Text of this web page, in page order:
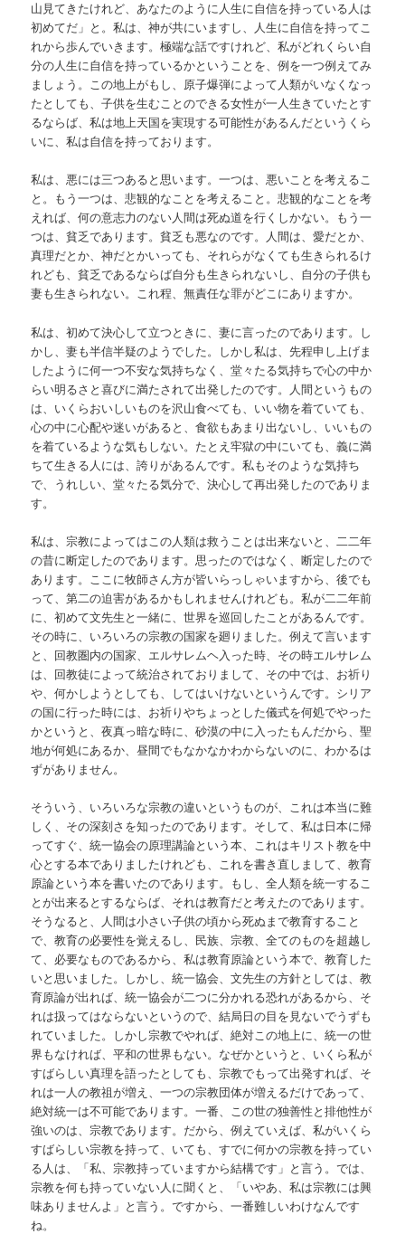
山見てきたけれど、あなたのように人生に自信を持っている人は
初めてだ」と。私は、神が共にいますし、人生に自信を持ってこ
れから歩んでいきます。極端な話ですけれど、私がどれくらい自
分の人生に自信を持っているかということを、例を一つ例えてみ
ましょう。この地上がもし、原子爆弾によって人類がいなくなっ
たとしても、子供を生むことのできる女性が一人生きていたとす
るならば、私は地上天国を実現する可能性があるんだというくら
いに、私は自信を持っております。
私は、悪には三つあると思います。一つは、悪いことを考えるこ
と。もう一つは、悲観的なことを考えること。悲観的なことを考
えれば、何の意志力のない人間は死ぬ道を行くしかない。もう一
つは、貧乏であります。貧乏も悪なのです。人間は、愛だとか、
真理だとか、神だとかいっても、それらがなくても生きられるけ
れども、貧乏であるならば自分も生きられないし、自分の子供も
妻も生きられない。これ程、無責任な罪がどこにありますか。
私は、初めて決心して立つときに、妻に言ったのであります。し
かし、妻も半信半疑のようでした。しかし私は、先程申し上げま
したように何一つ不安な気持ちなく、堂々たる気持ちで心の中か
らい明るさと喜びに満たされて出発したのです。人間というもの
は、いくらおいしいものを沢山食べても、いい物を着ていても、
心の中に心配や迷いがあると、食欲もあまり出ないし、いいもの
を着ているような気もしない。たとえ牢獄の中にいても、義に満
ちて生きる人には、誇りがあるんです。私もそのような気持ち
で、うれしい、堂々たる気分で、決心して再出発したのでありま
す。
私は、宗教によってはこの人類は救うことは出来ないと、二二年
の昔に断定したのであります。思ったのではなく、断定したので
あります。ここに牧師さん方が皆いらっしゃいますから、後でも
って、第二の迫害があるかもしれませんけれども。私が二二年前
に、初めて文先生と一緒に、世界を巡回したことがあるんです。
その時に、いろいろの宗教の国家を廻りました。例えて言います
と、回教圏内の国家、エルサレムヘ入った時、その時エルサレム
は、回教徒によって統治されておりまして、その中では、お祈り
や、何かしようとしても、してはいけないというんです。シリア
の国に行った時には、お祈りやちょっとした儀式を何処でやった
かというと、夜真っ暗な時に、砂漠の中に入ったもんだから、聖
地が何処にあるか、昼間でもなかなかわからないのに、わかるは
ずがありません。
そういう、いろいろな宗教の違いというものが、これは本当に難
しく、その深刻さを知ったのであります。そして、私は日本に帰
ってすぐ、統一協会の原理講論という本、これはキリスト教を中
心とする本でありましたけれども、これを書き直しまして、教育
原論という本を書いたのであります。もし、全人類を統一するこ
とが出来るとするならば、それは教育だと考えたのであります。
そうなると、人間は小さい子供の頃から死ぬまで教育すること
で、教育の必要性を覚えるし、民族、宗教、全てのものを超越し
て、必要なものであるから、私は教育原論という本で、教育した
いと思いました。しかし、統一協会、文先生の方針としては、教
育原論が出れば、統一協会が二つに分かれる恐れがあるから、そ
れは扱ってはならないというので、結局日の目を見ないでうずも
れていました。しかし宗教でやれば、絶対この地上に、統一の世
界もなければ、平和の世界もない。なぜかというと、いくら私が
すばらしい真理を語ったとしても、宗教でもって出発すれば、そ
れは一人の教祖が増え、一つの宗教団体が増えるだけであって、
絶対統一は不可能であります。一番、この世の独善性と排他性が
強いのは、宗教であります。だから、例えていえば、私がいくら
すばらしい宗教を持って、いても、すでに何かの宗教を持ってい
る人は、「私、宗教持っていますから結構です」と言う。では、
宗教を何も持っていない人に聞くと、「いやあ、私は宗教には興
味ありませんよ」と言う。ですから、一番難しいわけなんです
ね。